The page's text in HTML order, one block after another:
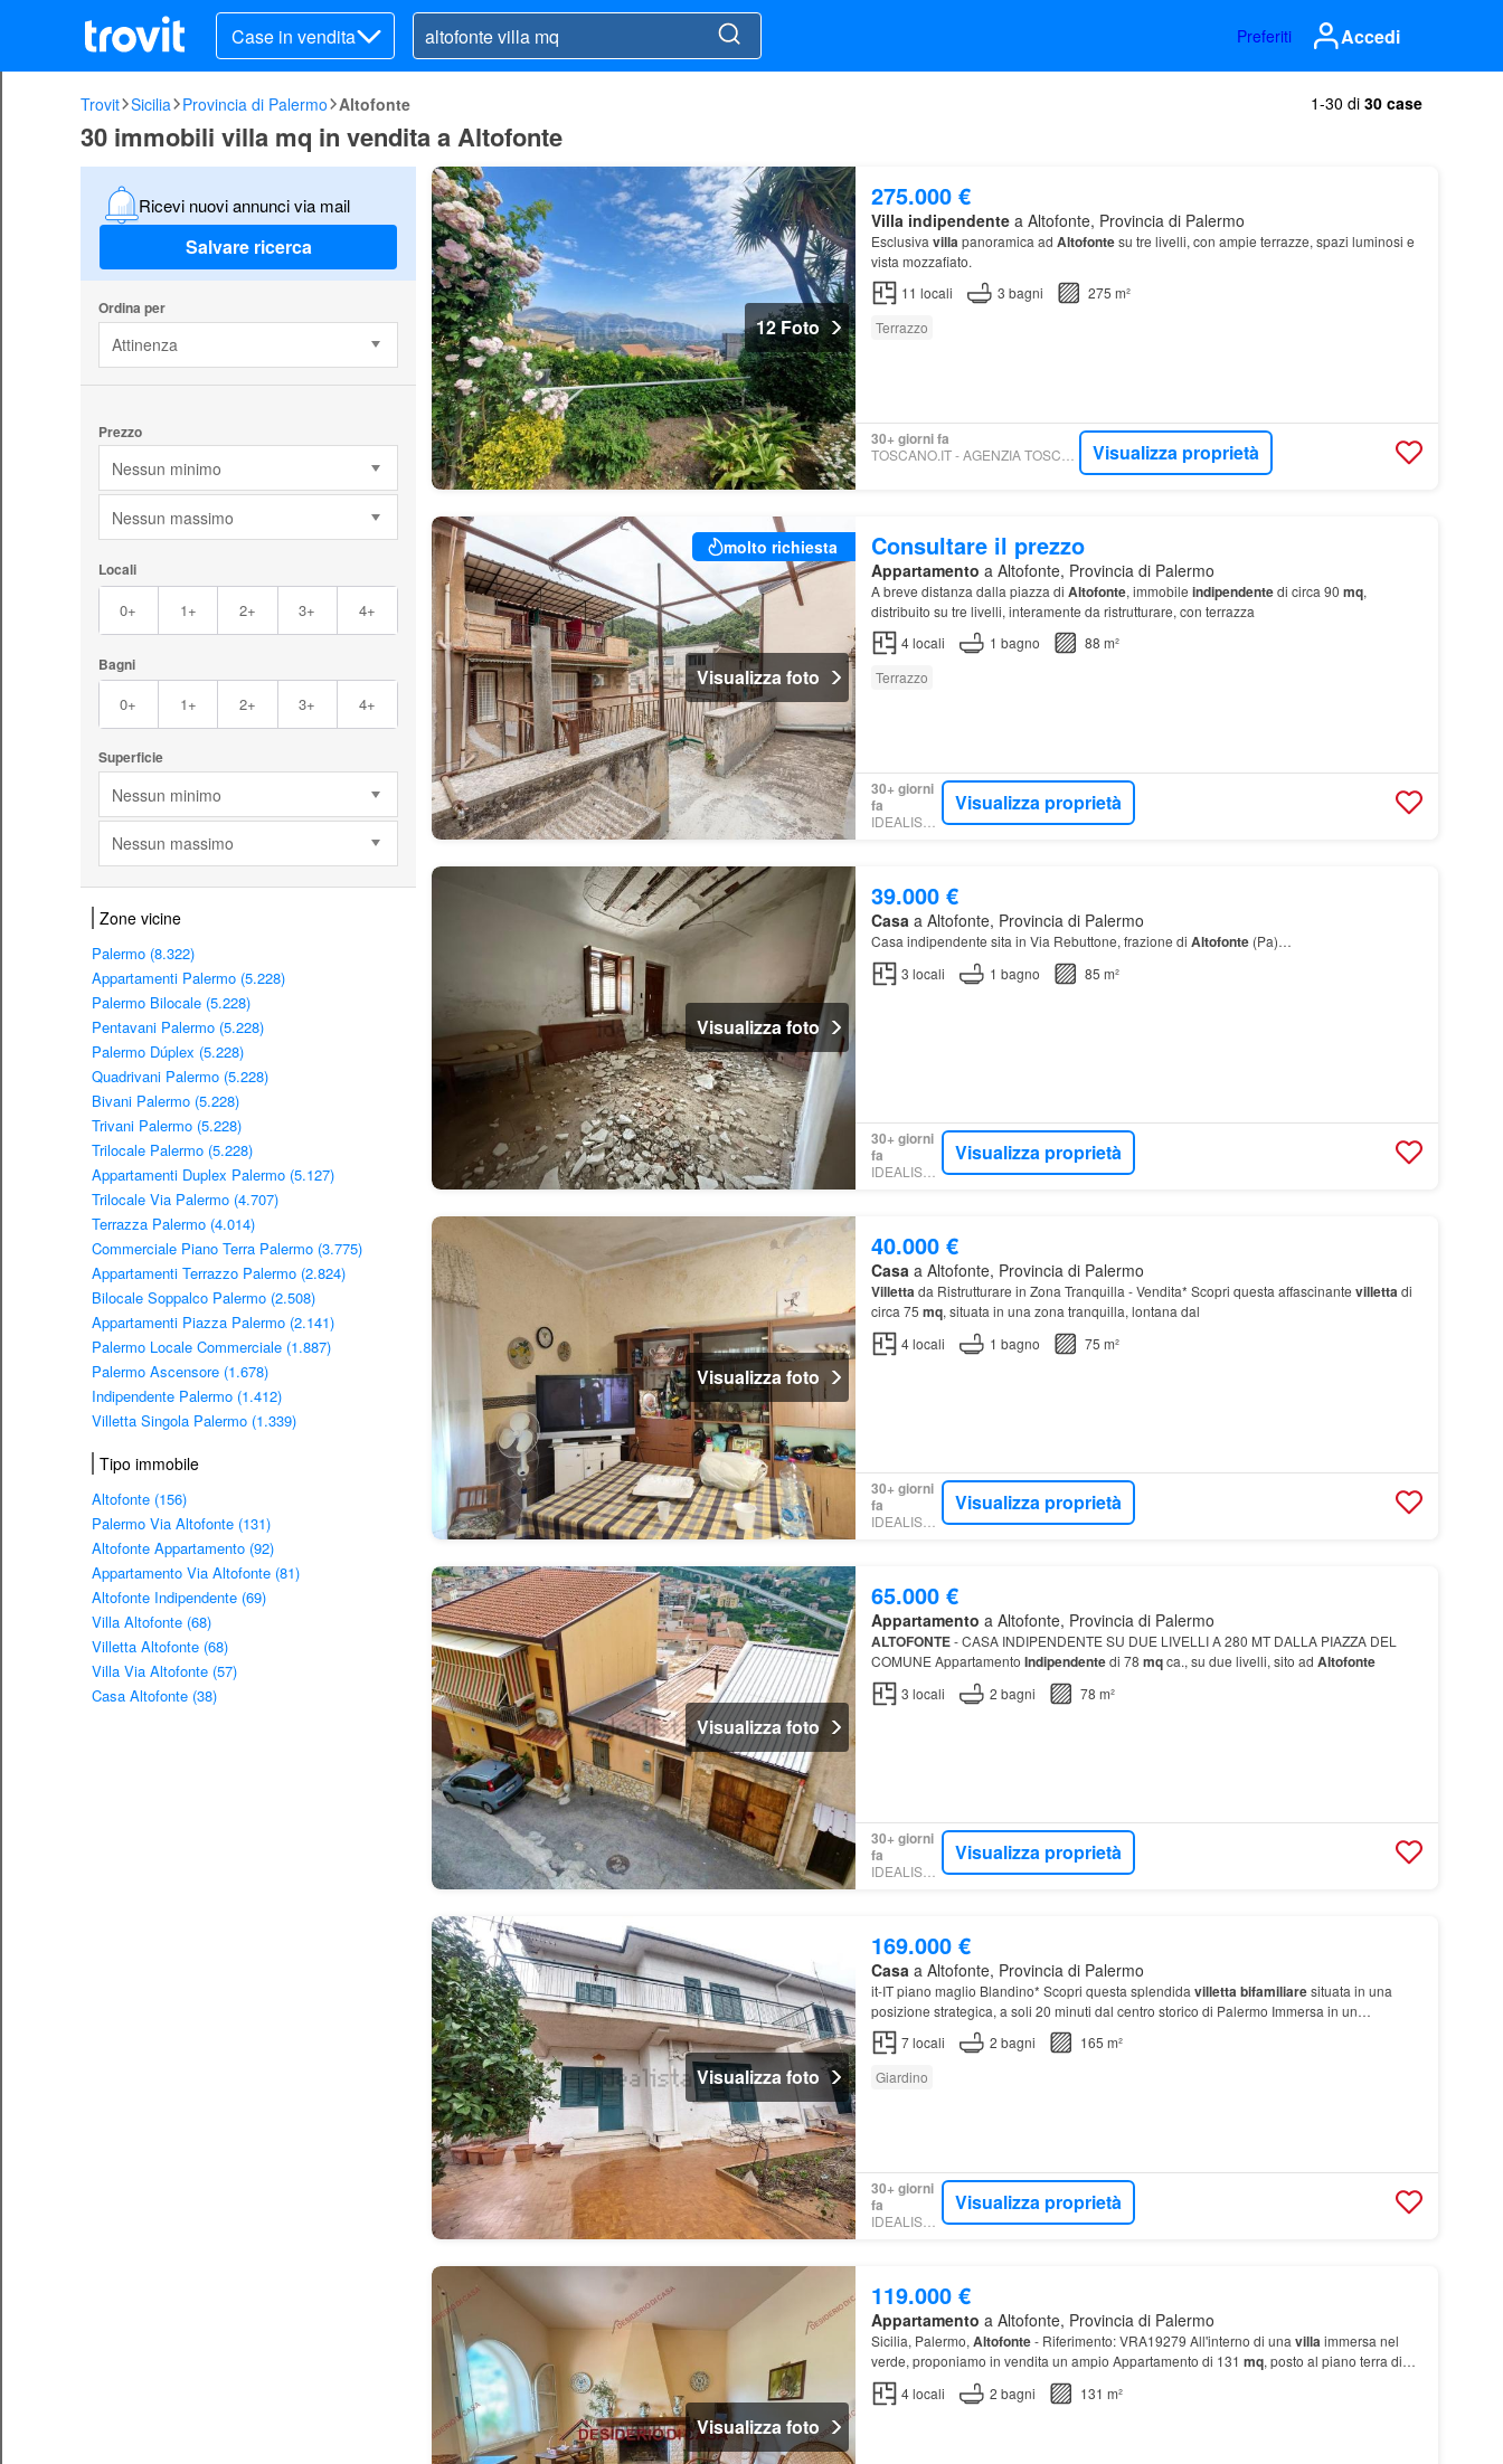
Case in vendita Preferiti Accedi
Trovit Sicilia Provincia di Palermo Altofonte 1-30 di 30 case
30 immobili villa mq in vendita a Altofonte
Ricevi nuovi annunci via mail
Salvare ricerca
Ordina per
Attinenza
Prezzo
Nessun minimo
Nessun massimo
Locali
0+ 1+ 2+ 3+ 4+
Bagni
0+ 1+ 2+ 3+ 4+
Superficie
Nessun minimo
Nessun massimo
Zone vicine
Palermo (8.322)
Appartamenti Palermo (5.228)
Palermo Bilocale (5.228)
Pentavani Palermo (5.228)
Palermo Dúplex (5.228)
Quadrivani Palermo (5.228)
Bivani Palermo (5.228)
Trivani Palermo (5.228)
Trilocale Palermo (5.228)
Appartamenti Duplex Palermo (5.127)
Trilocale Via Palermo (4.707)
Terrazza Palermo (4.014)
Commerciale Piano Terra Palermo (3.775)
Appartamenti Terrazzo Palermo (2.824)
Bilocale Soppalco Palermo (2.508)
Appartamenti Piazza Palermo (2.141)
Palermo Locale Commerciale (1.887)
Palermo Ascensore (1.678)
Indipendente Palermo (1.412)
Villetta Singola Palermo (1.339)
Tipo immobile
Altofonte (156)
Palermo Via Altofonte (131)
Altofonte Appartamento (92)
Appartamento Via Altofonte (81)
Altofonte Indipendente (69)
Villa Altofonte (68)
Villetta Altofonte (68)
Villa Via Altofonte (57)
Casa Altofonte (38)
12 Foto
275.000 €
Villa indipendentea Altofonte, Provincia di Palermo
Esclusiva villapanoramica ad Altofontesu tre livelli, con ampie terrazze, spazi luminosi e
vista mozzafiato.
11 locali 3 bagni
275 m²
Terrazzo
30+ giorni fa
TOSCANO.IT - AGENZIA TOSCANO S.P.A. POLITEAMA CENTRO STORICO ADDAURA Visualizza proprietà
molto richiesta
Visualizza foto
Consultare il prezzo
Appartamento a Altofonte, Provincia di Palermo
A breve distanza dalla piazza di Altofonte, immobile indipendentedi circa 90 mq,
distribuito su tre livelli, interamente da ristrutturare, con terrazza
4locali 1 bagno
88 m²
Terrazzo
30+ giorni
fa
IDEALISTA.IT
Visualizza proprietà
Visualizza foto
39.000 €
Casa a Altofonte, Provincia di Palermo
Casa indipendente sita in Via Rebuttone, frazione di Altofonte(Pa)…
3 locali 1 bagno 85 m²
30+ giorni
fa
IDEALISTA.IT
Visualizza proprietà
Visualizza foto
40.000 €
Casa a Altofonte, Provincia di Palermo
Villettada Ristrutturare in Zona Tranquilla - Vendita* Scopri questa affascinante villettadi
circa 75 mq, situata in una zona tranquilla, lontana dal
4locali 1 bagno 75 m²
30+ giorni
fa
IDEALISTA.IT
Visualizza proprietà
Visualizza foto
65.000 €
Appartamento a Altofonte, Provincia di Palermo
ALTOFONTE- CASA INDIPENDENTE SU DUE LIVELLI A 280 MT DALLA PIAZZA DEL
COMUNE Appartamento Indipendentedi 78 mqca., su due livelli, sito ad Altofonte
3 locali 2 bagni 78 m²
30+ giorni
fa
IDEALISTA.IT
Visualizza proprietà
Visualizza foto
169.000 €
Casa a Altofonte, Provincia di Palermo
it-IT piano maglio Blandino* Scopri questa splendida villetta bifamiliaresituata in una
posizione strategica, a soli 20 minuti dal centro storico di Palermo Immersa in un
panorama mozzafiato, questa casa offre un giardino di…
7locali 2 bagni
165 m²
Giardino
30+ giorni
fa
IDEALISTA.IT
Visualizza proprietà
Visualizza foto
119.000 €
Appartamento a Altofonte, Provincia di Palermo
Sicilia, Palermo, Altofonte- Riferimento: VRA19279 All'interno di una villaimmersa nel
verde, proponiamo in vendita un ampio Appartamento di 131 mq, posto al piano terra di
una elegante costruzione
bifamiliare
4locali 2 bagni 131 m²